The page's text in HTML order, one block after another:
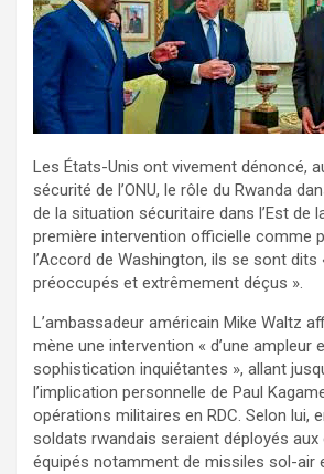
Les États-Unis ont vivement dénoncé,
sécurité de l’ONU, le rôle du Rwanda
de la situation sécuritaire dans l’Est de
première intervention officielle comme
l’Accord de Washington, ils se sont
préoccupés et extrêmement déçus ».
L’ambassadeur américain Mike Waltz
mène une intervention « d’une ampleur
sophistication inquiétantes », allant
l’implication personnelle de Paul
opérations militaires en RDC. Selon lui,
soldats rwandais seraient déployés aux
équipés notamment de missiles sol-air